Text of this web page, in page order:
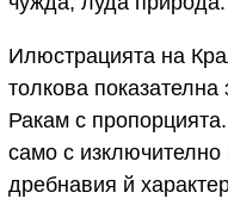
Илюстрацията на
толкова
Ракам с
само с
дребнавия й